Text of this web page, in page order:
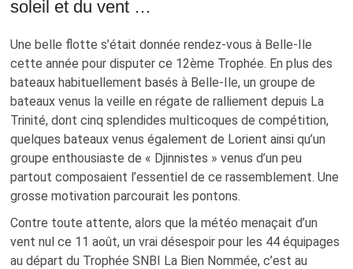
MENTIONS LÉGALES
POLITIQUE DE CONFIDENTIALITÉ
soleil et du vent …
Une belle flotte s’était donnée rendez-vous à Belle-Ile
cette année pour disputer ce 12ème Trophée. En plus des
bateaux habituellement basés à Belle-Ile, un groupe de
bateaux venus la veille en régate de ralliement depuis La
Trinité, dont cinq splendides multicoques de compétition,
quelques bateaux venus également de Lorient ainsi qu’un
groupe enthousiaste de « Djinnistes » venus d’un peu
partout composaient l’essentiel de ce rassemblement. Une
grosse motivation parcourait les pontons.
Contre toute attente, alors que la météo menaçait d’un
vent nul ce 11 août, un vrai désespoir pour les 44 équipages
au départ du Trophée SNBI La Bien Nommée, c’est au